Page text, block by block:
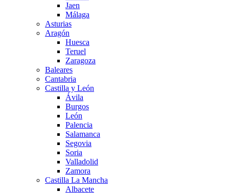
Jaen
Málaga
Asturias
Aragón
Huesca
Teruel
Zaragoza
Baleares
Cantabria
Castilla y León
Ávila
Burgos
León
Palencia
Salamanca
Segovia
Soria
Valladolid
Zamora
Castilla La Mancha
Albacete